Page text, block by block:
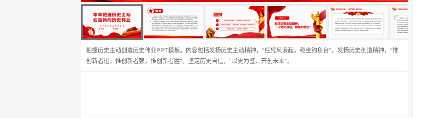
把握历史主动创造历史伟业PPT模板。内容包括发扬历史主动精神，“任凭风浪起，稳坐钓鱼台”。发扬历史创造精神，“惟
创新者进，惟创新者强，惟创新者胜”。坚定历史自信，“以史为鉴、开创未来”。